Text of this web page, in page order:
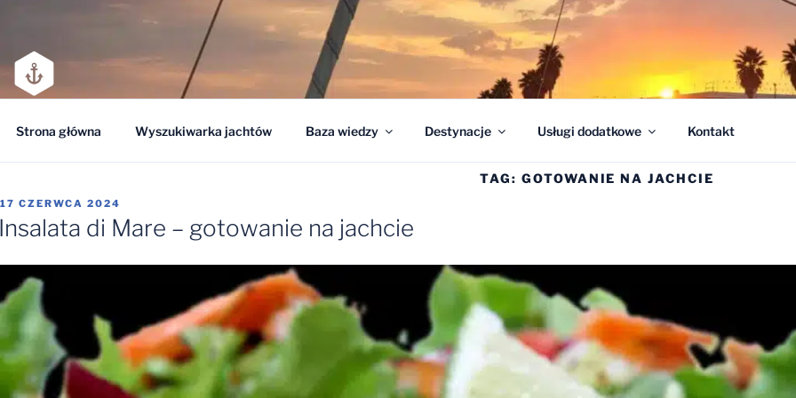
treści
CZARTER JACHTÓW / POLISH CHARTER
CZARTER JACHTÓW
Strona główna Wyszukiwarka jachtów Baza wiedzy Destynacje Usługi dodatkowe Kontakt
TAG: GOTOWANIE NA JACHCIE
OPUBLIKOWANE
W
17 CZERWCA 2024
di Mare – gotowanie na jachcie